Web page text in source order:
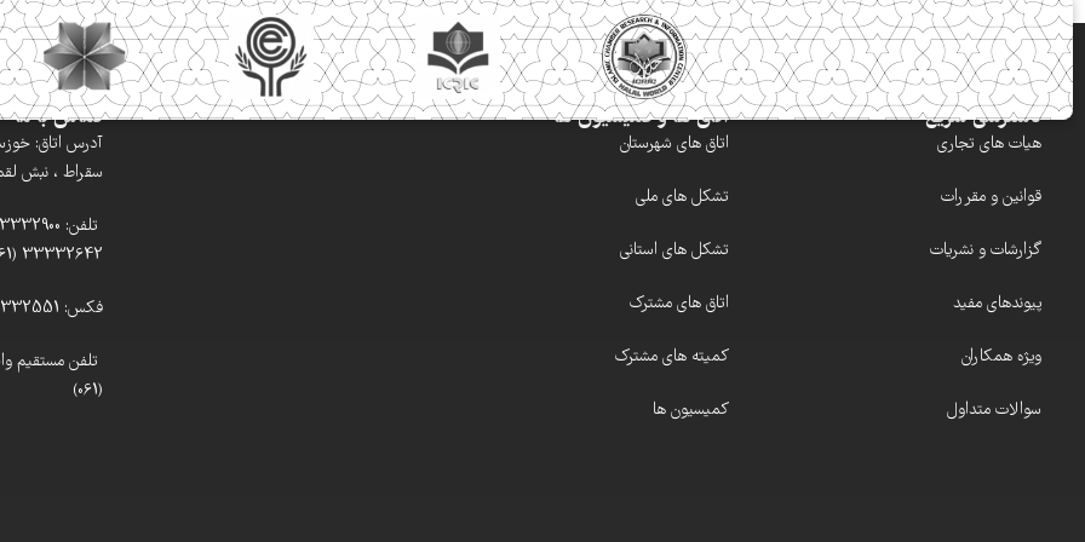
دسترسی سریع
هیات های تجاری
قوانین و مقررات
گزارشات و نشریات
پیوندهای مفید
ویژه همکاران
سوالات متداول
اتاق ها و کمیسیون ها
اتاق های شهرستان
تشکل های ملی
تشکل های استانی
اتاق های مشترک
کمیته های مشترک
کمیسیون ها
تماس با ما
آدرس اتاق:
سقراط ، نبش
33332642 (061)
فکس: 33332551 (061)
(061)